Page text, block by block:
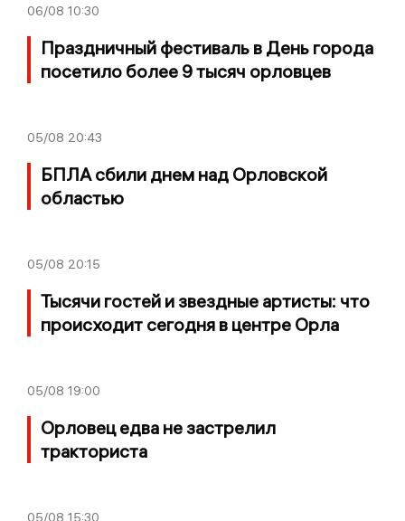
06/08 10:30
Праздничный фестиваль в День города
посетило более 9 тысяч орловцев
05/08 20:43
БПЛА сбили днем над Орловской
областью
05/08 20:15
Тысячи гостей и звездные артисты: что
происходит сегодня в центре Орла
05/08 19:00
Орловец едва не застрелил
тракториста
05/08 15:30